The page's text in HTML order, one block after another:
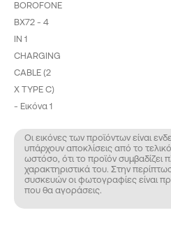
Οι εικόνες των προϊόντων είναι
υπάρχουν αποκλίσεις από το
ωστόσο, ότι το προϊόν
χαρακτηριστικά του. Στην
συσκευών οι φωτογραφίες είναι
που θα αγοράσεις.